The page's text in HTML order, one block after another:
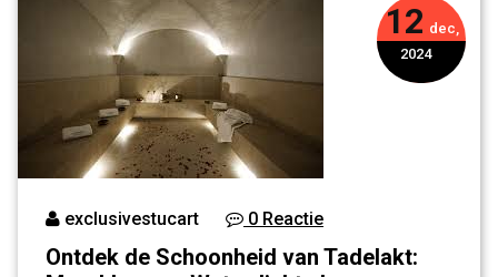
12 dec,
2024
exclusivestucart 0 Reactie
Ontdek de Schoonheid van Tadelakt: